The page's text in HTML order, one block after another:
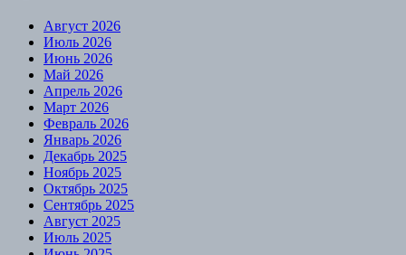
Август 2026
Июль 2026
Июнь 2026
Май 2026
Апрель 2026
Март 2026
Февраль 2026
Январь 2026
Декабрь 2025
Ноябрь 2025
Октябрь 2025
Сентябрь 2025
Август 2025
Июль 2025